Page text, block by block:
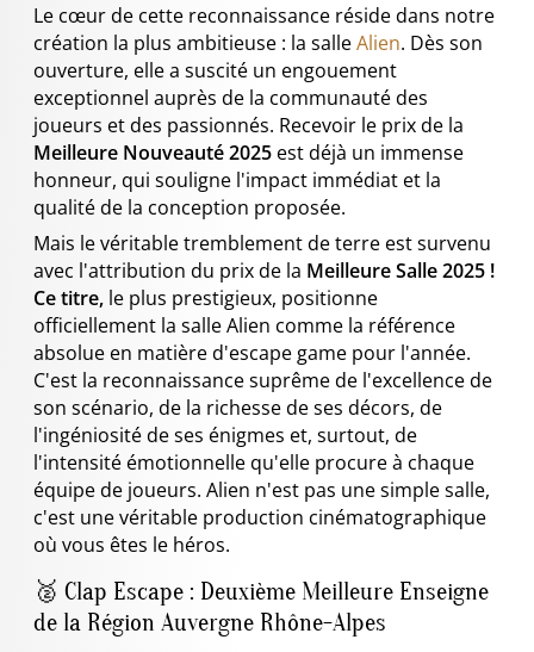
Le cœur de cette reconnaissance réside dans notre
création la plus ambitieuse : la salleAlien. Dès son
ouverture, elle a suscité un engouement
exceptionnel auprès de la communauté des
joueurs et des passionnés. Recevoir le prix de la
Meilleure Nouveauté 2025 est déjà un immense
honneur, qui souligne l'impact immédiat et la
qualité de la conception proposée.
Mais le véritable tremblement de terre est survenu
avec l'attribution du prix de la Meilleure Salle 2025 !
Ce titre, le plus prestigieux, positionne
officiellement la salle Alien comme la référence
absolue en matière d'escape game pour l'année.
C'est la reconnaissance suprême de l'excellence de
son scénario, de la richesse de ses décors, de
l'ingéniosité de ses énigmes et, surtout, de
l'intensité émotionnelle qu'elle procure à chaque
équipe de joueurs. Alien n'est pas une simple salle,
c'est une véritable production cinématographique
où vous êtes le héros.
🥈 Clap Escape : Deuxième Meilleure Enseigne
de la Région Auvergne Rhône-Alpes